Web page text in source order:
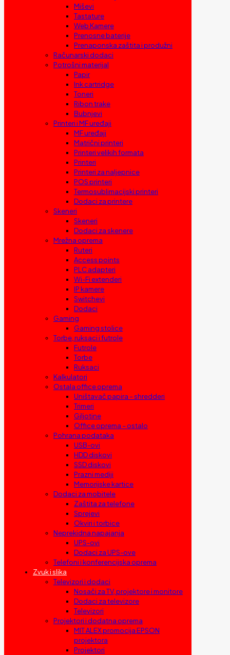
Miševi
Tastature
Web Kamere
Prenosne baterije
Prenaponska zaštita i produžni
Računarski dodaci
Potrošni materijal
Papir
Ink cartridge
Toneri
Ribon trake
Bubnjevi
Printeri i MF uređaji
MF uređaji
Matrični printeri
Printeri velikih formata
Printeri
Printeri za naljepnice
POS printeri
Termosublimacijski printeri
Dodaci za printere
Skeneri
Skeneri
Dodaci za skenere
Mrežna oprema
Ruteri
Access points
PLC adapteri
Wi-Fi extenderi
IP kamere
Switchevi
Dodaci
Gaming
Gaming stolice
Torbe, ruksaci i futrole
Futrole
Torbe
Ruksaci
Kalkulatori
Ostala office oprema
Uništavač papira – shredderi
Trimeri
Giljotine
Office oprema – ostalo
Pohrana podataka
USB-ovi
HDD diskovi
SSD diskovi
Prazni mediji
Memorijske kartice
Dodaci za mobitele
Zaštita za telefone
Sprejevi
Okviri i torbice
Neprekidna napajanja
UPS-ovi
Dodaci za UPS-ove
Telefoni i konferencijska oprema
Zvuk i slika
Televizori i dodaci
Nosači za TV, projektore i monitore
Dodaci za televizore
Televizori
Projektori i dodatna oprema
MIT ALEX promocija EPSON
projektora
Projektori